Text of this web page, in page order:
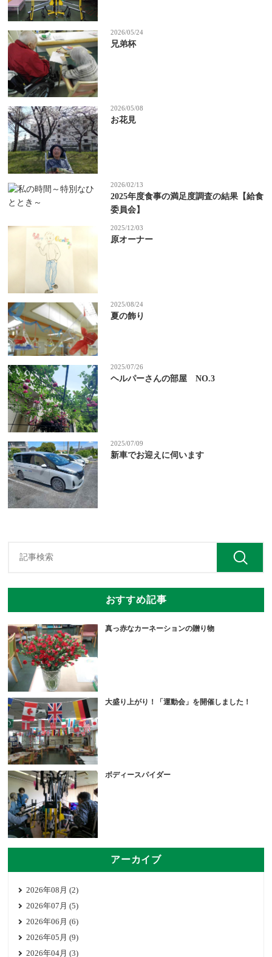
2026/05/24
兄弟杯
2026/05/08
お花見
2026/02/13
2025年度食事の満足度調査の結果【給食
委員会】
2025/12/03
原オーナー
2025/08/24
夏の飾り
2025/07/26
ヘルパーさんの部屋 NO.3
2025/07/09
新車でお迎えに伺います
おすすめ記事
真っ赤なカーネーションの贈り物
大盛り上がり！「運動会」を開催しました！
ボディースパイダー
アーカイブ
2026年08月 (2)
2026年07月 (5)
2026年06月 (6)
2026年05月 (9)
2026年04月 (3)